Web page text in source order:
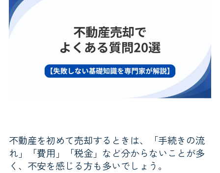
不動産を初めて売却するときは、「手続きの流
れ」「費用」「税金」など分からないことが多
く、不安を感じる方も多いでしょう。